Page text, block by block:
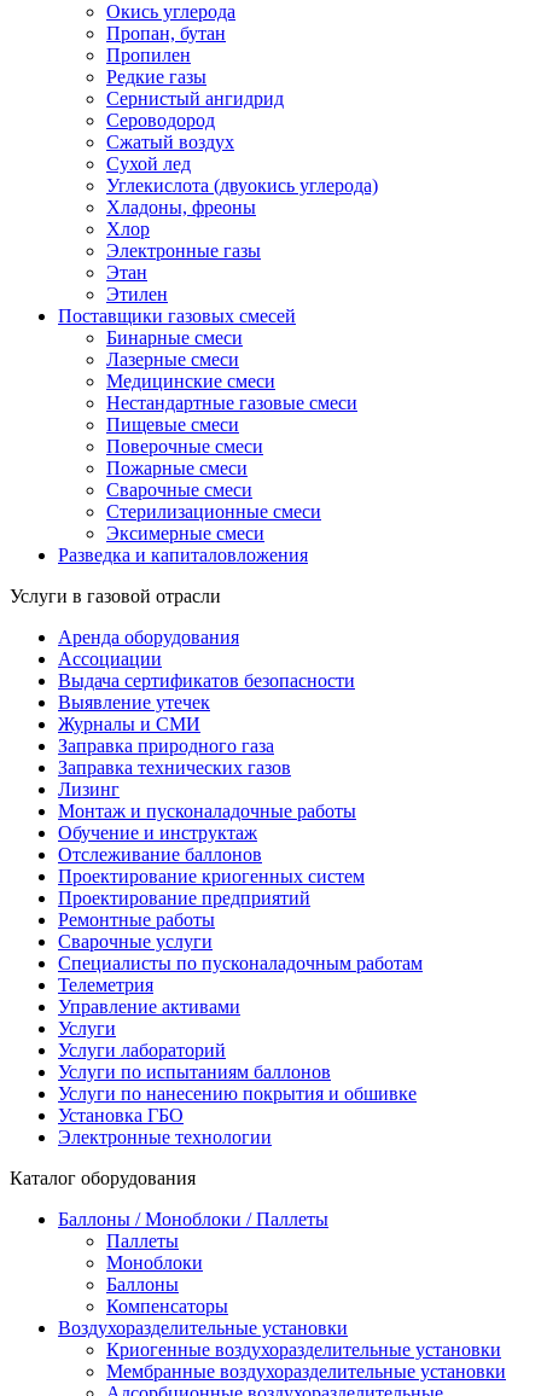
Окись углерода
Пропан, бутан
Пропилен
Редкие газы
Сернистый ангидрид
Сероводород
Сжатый воздух
Сухой лед
Углекислота (двуокись углерода)
Хладоны, фреоны
Хлор
Электронные газы
Этан
Этилен
Поставщики газовых смесей
Бинарные смеси
Лазерные смеси
Медицинские смеси
Нестандартные газовые смеси
Пищевые смеси
Поверочные смеси
Пожарные смеси
Сварочные смеси
Стерилизационные смеси
Эксимерные смеси
Разведка и капиталовложения
Услуги в газовой отрасли
Аренда оборудования
Ассоциации
Выдача сертификатов безопасности
Выявление утечек
Журналы и СМИ
Заправка природного газа
Заправка технических газов
Лизинг
Монтаж и пусконаладочные работы
Обучение и инструктаж
Отслеживание баллонов
Проектирование криогенных систем
Проектирование предприятий
Ремонтные работы
Сварочные услуги
Специалисты по пусконаладочным работам
Телеметрия
Управление активами
Услуги
Услуги лабораторий
Услуги по испытаниям баллонов
Услуги по нанесению покрытия и обшивке
Установка ГБО
Электронные технологии
Каталог оборудования
Баллоны / Моноблоки / Паллеты
Паллеты
Моноблоки
Баллоны
Компенсаторы
Воздухоразделительные установки
Криогенные воздухоразделительные установки
Мембранные воздухоразделительные установки